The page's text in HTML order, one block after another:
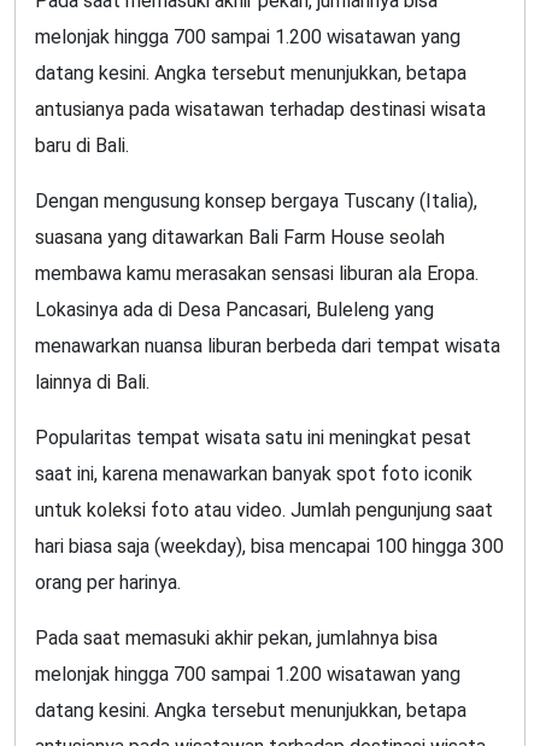
melonjak hingga 700 sampai 1.200 wisatawan yang
datang kesini. Angka tersebut menunjukkan, betapa
antusianya pada wisatawan terhadap destinasi wisata
baru di Bali.
Dengan mengusung konsep bergaya Tuscany (Italia),
suasana yang ditawarkan Bali Farm House seolah
membawa kamu merasakan sensasi liburan ala Eropa.
Lokasinya ada di Desa Pancasari, Buleleng yang
menawarkan nuansa liburan berbeda dari tempat wisata
lainnya di Bali.
Popularitas tempat wisata satu ini meningkat pesat
saat ini, karena menawarkan banyak spot foto iconik
untuk koleksi foto atau video. Jumlah pengunjung saat
hari biasa saja (weekday), bisa mencapai 100 hingga 300
orang per harinya.
Pada saat memasuki akhir pekan, jumlahnya bisa
melonjak hingga 700 sampai 1.200 wisatawan yang
datang kesini. Angka tersebut menunjukkan, betapa